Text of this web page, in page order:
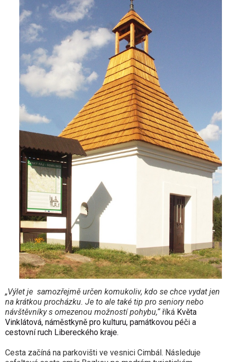
„Výlet je samozřejmě určen komukoliv, kdo se chce vydat jen
na krátkou procházku. Je to ale také tip pro seniory nebo
návštěvníky s omezenou možností pohybu,“ říká Květa
Vinklátová, náměstkyně pro kulturu, památkovou péči a
cestovní ruch Libereckého kraje.
Cesta začíná na parkovišti ve vesnici Cimbál. Následuje